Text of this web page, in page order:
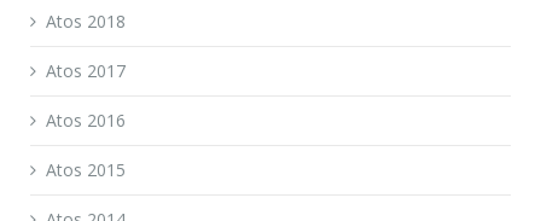
Atos 2018
Atos 2017
Atos 2016
Atos 2015